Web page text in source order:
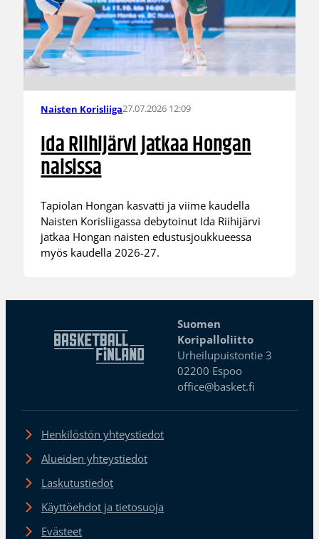
Naisten Korisliiga27.07.2026 12:09
Ida Riihijärvi jatkaa Hongan
naisissa
Tapiolan Hongan kasvatti ja viime kaudella
Naisten Korisliigassa debytoinut Ida Riihijärvi
jatkaa Hongan naisten edustusjoukkueessa
myös kaudella 2026-27.
Suomen
Koripalloliitto
Urheilupuistontie 3
02200 Espoo
office@basket.fi
Henkilöstön yhteystiedot
Alueiden yhteystiedot
Laskutustiedot
Käyttöehdot ja tietosuoja
Evästeet